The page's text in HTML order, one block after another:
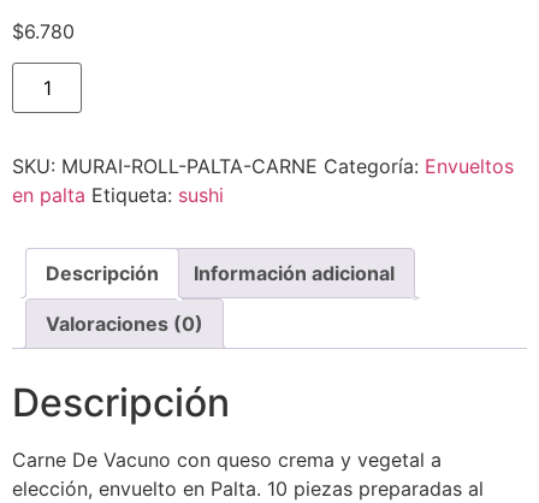
$6.780
SKU: MURAI-ROLL-PALTA-CARNE Categoría: Envueltos
en palta Etiqueta: sushi
Descripción Información adicional
Valoraciones (0)
Descripción
Carne De Vacuno con queso crema y vegetal a
elección, envuelto en Palta. 10 piezas preparadas al